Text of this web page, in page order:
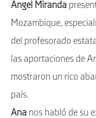
Angel Miranda
Mozambique,
del profesorado
las aportaciones de
mostraron un rico
país.
Ana nos habló de su